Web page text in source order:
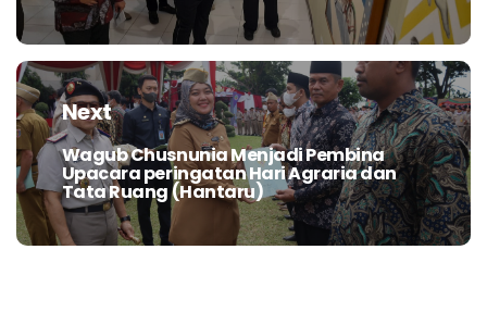
Next
Next
post:
Wagub Chusnunia Menjadi Pembina
Upacara peringatan Hari Agraria dan
Tata Ruang (Hantaru)